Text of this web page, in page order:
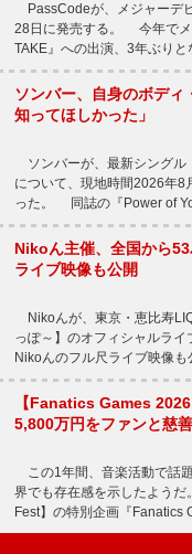
PassCodeが、メジャーデ
28日に発売する。 今年でメ
TAKE』への出演、3年ぶり
ソンバー、自身のボデ
知ってほしかった」
ソンバーが、最新シングル
について、現地時間2026年8
った。 同誌の『Power of
Nikoん主催、全国から
ライブ映像も公開
Nikoんが、東京・恵比寿
っぽ～】のオフィシャルラ
Nikoんのフル尺ライブ映像
【Fanatics Games
5,800万円をファンと慈
この1年間、音楽活動で話
界でも存在感を示したよう
Fest】の特別企画『